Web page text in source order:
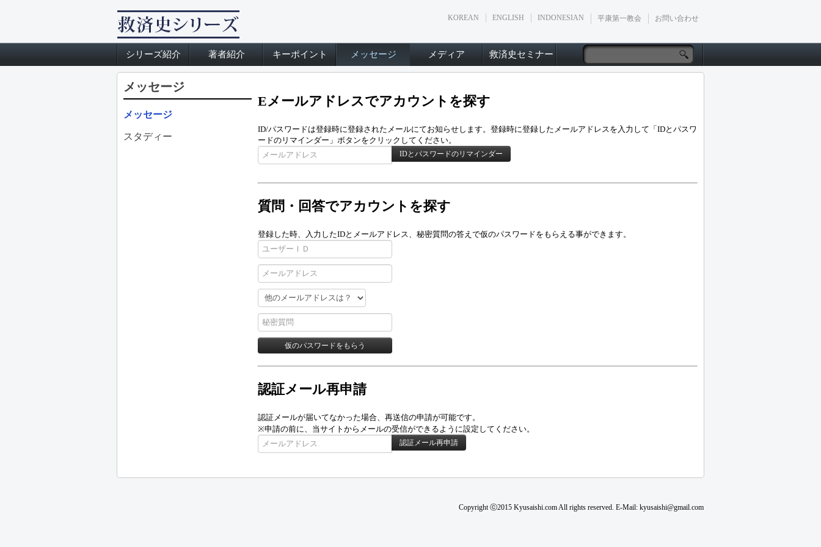
KOREAN ENGLISH INDONESIAN 平康第一教会 お問い合わせ
シリーズ紹介 著者紹介 キーポイント メッセージ メディア 救済史セミナー
メッセージ
メッセージ
スタディー
Eメールアドレスでアカウントを探す
ID/パスワードは登録時に登録されたメールにてお知らせします。登録時に登録したメールアドレスを入力して「IDとパスワ
ードのリマインダー」ボタンをクリックしてください。
質問・回答でアカウントを探す
登録した時、入力したIDとメールアドレス、秘密質問の答えで仮のパスワードをもらえる事ができます。
認証メール再申請
認証メールが届いてなかった場合、再送信の申請が可能です。
※申請の前に、当サイトからメールの受信ができるように設定してください。
Copyright ⓒ2015 Kyusaishi.com All rights reserved. E-Mail: kyusaishi@gmail.com